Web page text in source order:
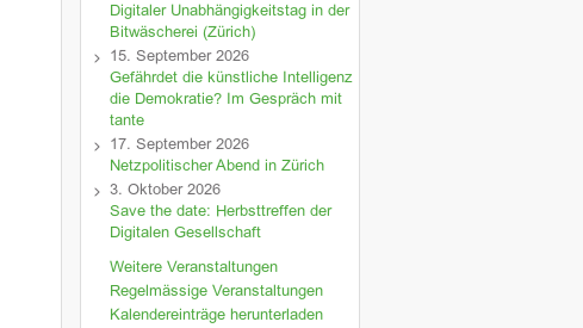
Digitaler Unabhängigkeitstag in der
Bitwäscherei (Zürich)
15. September 2026
Gefährdet die künstliche Intelligenz
die Demokratie? Im Gespräch mit
tante
17. September 2026
Netzpolitischer Abend in Zürich
3. Oktober 2026
Save the date: Herbsttreffen der
Digitalen Gesellschaft
Weitere Veranstaltungen
Regelmässige Veranstaltungen
Kalendereinträge herunterladen